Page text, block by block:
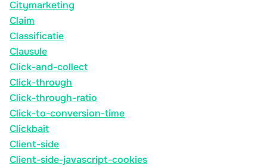
Citymarketing
Claim
Classificatie
Clausule
Click-and-collect
Click-through
Click-through-ratio
Click-to-conversion-time
Clickbait
Client-side
Client-side-javascript-cookies